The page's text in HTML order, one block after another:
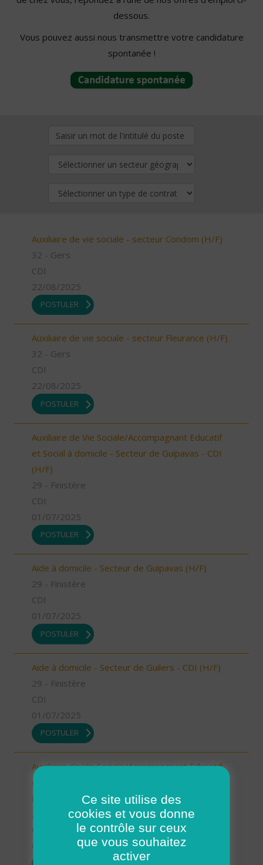
dessous.
Vous pouvez aussi nous transmettre votre candidature
spontanée !
Auxiliaire de vie sociale - secteur Condom (H/F)
32 - Gers
CDI
22/08/2025
POSTULER
Auxiliaire de vie sociale - secteur Fleurance (H/F)
32 - Gers
CDI
22/08/2025
POSTULER
Auxiliaire de Vie Sociale/Accompagnant Educatif
et Social à domicile - Secteur de Guipavas - CDI
(H/F)
29 - Finistère
CDI
01/07/2025
POSTULER
Aide à domicile - Secteur de Guipavas (H/F)
29 - Finistère
CDI
01/07/2025
POSTULER
Aide à domicile - Secteur de Guilers - CDI (H/F)
29 - Finistère
CDI
01/07/2025
POSTULER
Auxiliaire de Vie Sociale/Accompagnant Educatif
et Social à domicile - Secteur de Plouzané - CDI
(H/F)
29 - Finistère
01/07/2025
Ce site utilise des
cookies et vous donne
le contrôle sur ceux
que vous souhaitez
activer